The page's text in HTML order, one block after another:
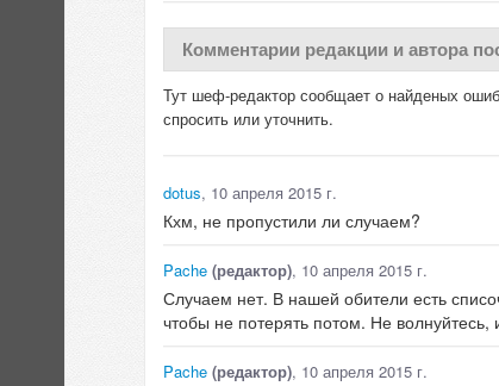
Комментарии редакции и автора
Тут шеф-редактор сообщает о найденых
спросить или уточнить.
dotus, 10 апреля 2015 г.
Кхм, не пропустили ли случаем?
Pache (редактор), 10 апреля 2015 г.
Случаем нет. В нашей обители есть
чтобы не потерять потом. Не
Pache (редактор), 10 апреля 2015 г.